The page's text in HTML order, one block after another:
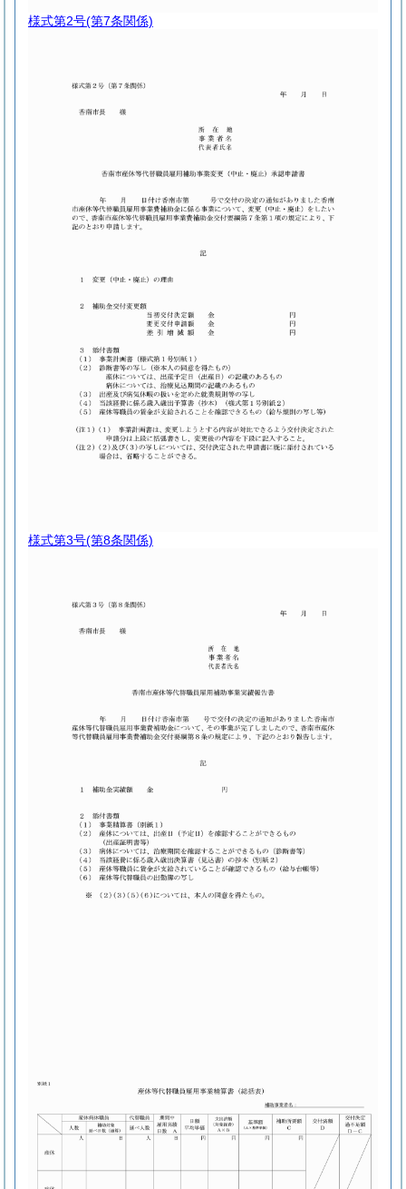
様式第2号(第7条関係)
様式第3号(第8条関係)